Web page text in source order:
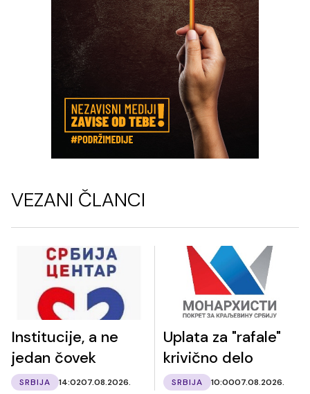
VEZANI ČLANCI
Institucije, a ne
jedan čovek
SRBIJA 14:0207.08.2026.
Uplata za "rafale"
krivično delo
SRBIJA 10:0007.08.2026.